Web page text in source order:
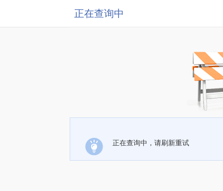
正在查询中
正在查询中，请刷新重试